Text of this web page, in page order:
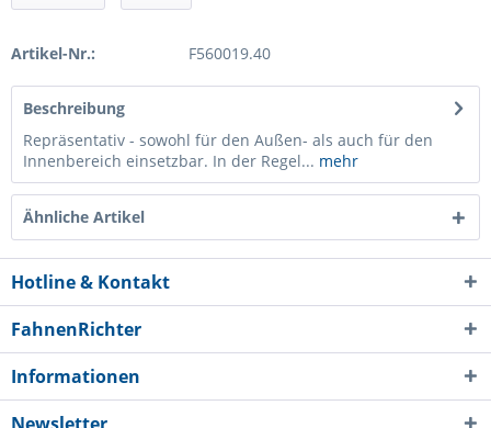
Artikel-Nr.: F560019.40
Beschreibung
Repräsentativ - sowohl für den Außen- als auch für den
Innenbereich einsetzbar. In der Regel... mehr
Ähnliche Artikel
Hotline & Kontakt
FahnenRichter
Informationen